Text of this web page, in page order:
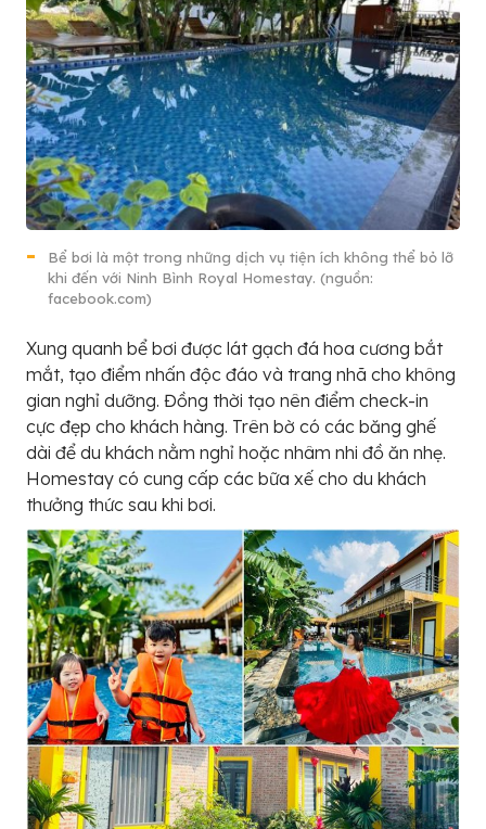
Bể bơi là một trong những dịch vụ tiện ích không thể bỏ lỡ
khi đến với Ninh Bình Royal Homestay. (nguồn:
facebook.com)
Xung quanh bể bơi được lát gạch đá hoa cương bắt
mắt, tạo điểm nhấn độc đáo và trang nhã cho không
gian nghỉ dưỡng. Đồng thời tạo nên điểm check-in
cực đẹp cho khách hàng. Trên bờ có các băng ghế
dài để du khách nằm nghỉ hoặc nhâm nhi đồ ăn nhẹ.
Homestay có cung cấp các bữa xế cho du khách
thưởng thức sau khi bơi.